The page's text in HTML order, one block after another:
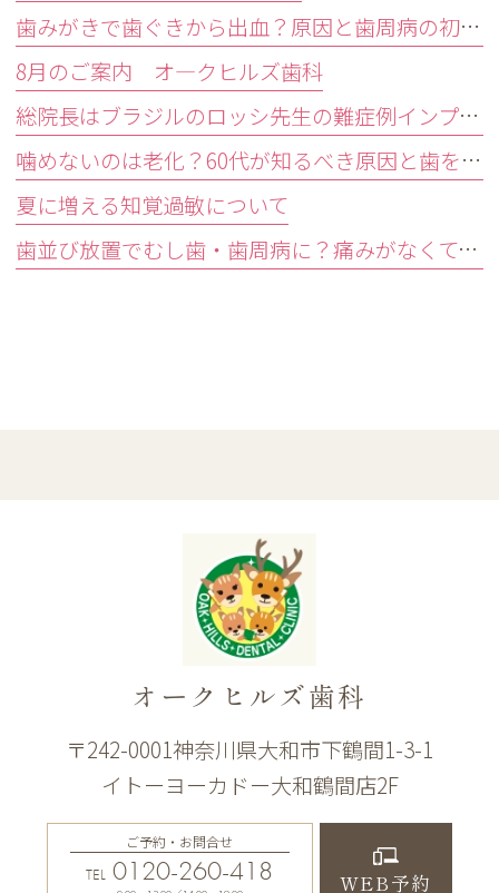
歯みがきで歯ぐきから出血？原因と歯周病の初期症状・受診目安を解説
8月のご案内 オ―クヒルズ歯科
総院長はブラジルのロッシ先生の難症例インプラントオペ研修会に参加しました。
噛めないのは老化？60代が知るべき原因と歯を残す精密治療
夏に増える知覚過敏について
歯並び放置でむし歯・歯周病に？痛みがなくても受診すべきサイン
オークヒルズ歯科
〒242-0001神奈川県大和市下鶴間1-3-1
イトーヨーカドー大和鶴間店2F
ご予約・お問合せ
TEL 0120-260-418 WEB予約